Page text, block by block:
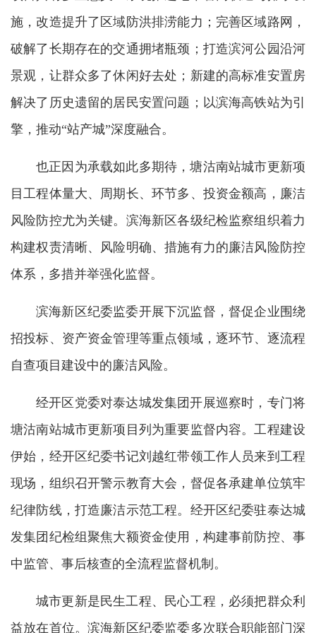
施，改造提升了区域防洪排涝能力；完善区域路网，
破解了长期存在的交通拥堵瓶颈；打造滨河公园沿河
景观，让群众多了休闲好去处；新建的高标准安置房
解决了历史遗留的居民安置问题；以滨海高铁站为引
擎，推动“站产城”深度融合。
也正因为承载如此多期待，塘沽南站城市更新项
目工程体量大、周期长、环节多、投资金额高，廉洁
风险防控尤为关键。滨海新区各级纪检监察组织着力
构建权责清晰、风险明确、措施有力的廉洁风险防控
体系，多措并举强化监督。
滨海新区纪委监委开展下沉监督，督促企业围绕
招投标、资产资金管理等重点领域，逐环节、逐流程
自查项目建设中的廉洁风险。
经开区党委对泰达城发集团开展巡察时，专门将
塘沽南站城市更新项目列为重要监督内容。工程建设
伊始，经开区纪委书记刘越红带领工作人员来到工程
现场，组织召开警示教育大会，督促各承建单位筑牢
纪律防线，打造廉洁示范工程。经开区纪委驻泰达城
发集团纪检组聚焦大额资金使用，构建事前防控、事
中监管、事后核查的全流程监督机制。
城市更新是民生工程、民心工程，必须把群众利
益放在首位。滨海新区纪委监委多次联合职能部门深